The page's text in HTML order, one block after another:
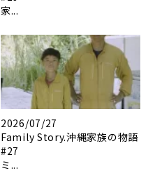
家...
2026/07/27
Family Story.沖縄家族の物語
#27
ミ...